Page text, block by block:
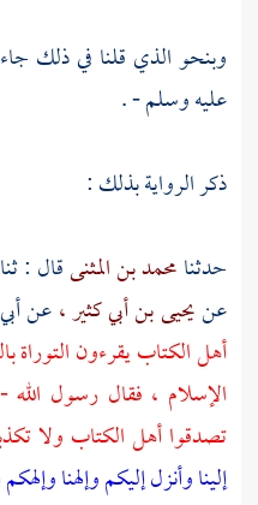
وبنحو الذي قلنا في ذلك
عليه وسلم - .
ذكر الرواية بذلك :
حدثنامحمد بن المثنىقال :
عنيحيى بن أبي كثير ،عن
أهل الكتاب يقرءون التوراة
الإسلام ، فقال رسول
تصدقوا أهل الكتاب ولا
إلينا وأنزل إليكم وإلهنا